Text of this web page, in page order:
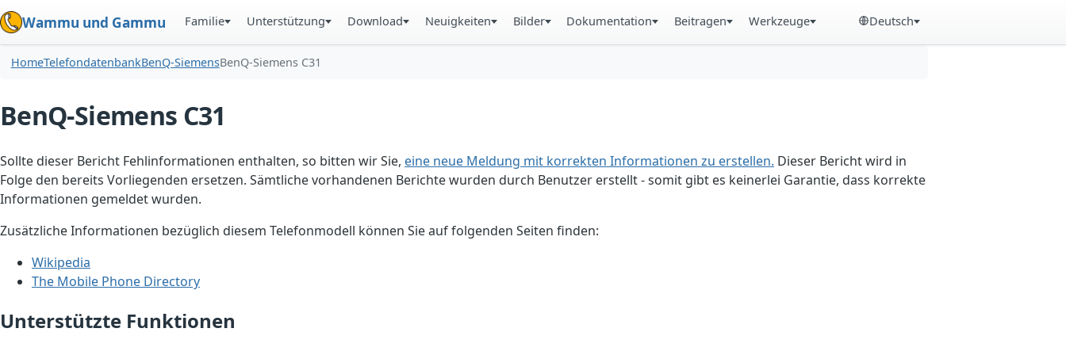
Wammu und Gammu Familie Unterstützung Download Neuigkeiten Bilder Dokumentation Beitragen Werkzeuge Deutsch
HomeTelefondatenbankBenQ-SiemensBenQ-Siemens C31
BenQ-Siemens C31
Sollte dieser Bericht Fehlinformationen enthalten, so bitten wir Sie, eine neue Meldung mit korrekten Informationen zu erstellen. Dieser Bericht wird in
Folge den bereits Vorliegenden ersetzen. Sämtliche vorhandenen Berichte wurden durch Benutzer erstellt - somit gibt es keinerlei Garantie, dass korrekte
Informationen gemeldet wurden.
Zusätzliche Informationen bezüglich diesem Telefonmodell können Sie auf folgenden Seiten finden:
Wikipedia
The Mobile Phone Directory
Unterstützte Funktionen